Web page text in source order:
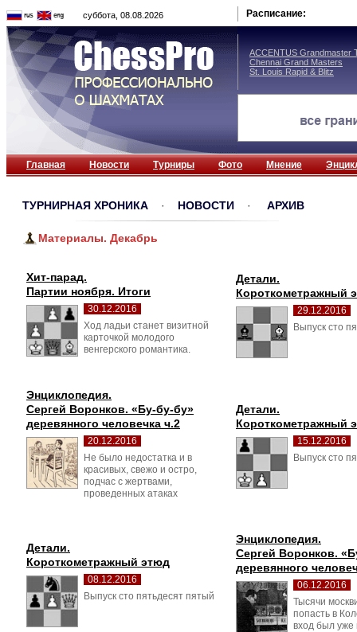
суббота, 08.08.2026 Расписание:
ACCENTUS Grandmaster
Chennai Grand Masters
St. Louis Rapid & Blitz
Главная Новости Турниры Фото Мнение
ТУРНИРНАЯ ХРОНИКА · НОВОСТИ · АРХИВ
Материалы. Декабрь
Хит-парад.
Партии ноября. Итоги
30.12.2016
Ход ладьи станет визитной
карточкой молодого
венгерского романтика.
Детали.
Короткометражный
29.12.2016
Выпуск сто
Энциклопедия.
Сергей Воронков. «Бу-бу-бу»
деревянного человечка ч.2
20.12.2016
Не было недостатка и в
красивых, свежо и остро,
подчас с жертвами,
проведенных атаках
Детали.
Короткометражный
15.12.2016
Выпуск сто
Детали.
Короткометражный этюд
08.12.2016
Выпуск сто пятьдесят пятый
Энциклопедия.
Сергей Воронков.
деревянного
06.12.2016
Тысячи
попасть в
вход был